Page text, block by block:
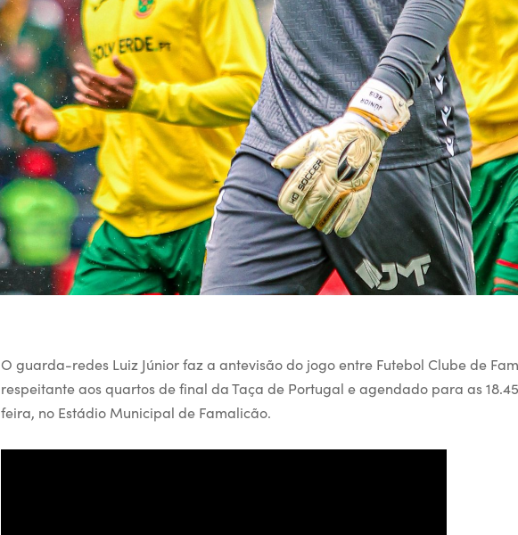
O guarda-redes Luiz Júnior faz a antevisão do jogo entre Futebol Clube de
respeitante aos quartos de final da Taça de Portugal e agendado para as
feira, no Estádio Municipal de Famalicão.